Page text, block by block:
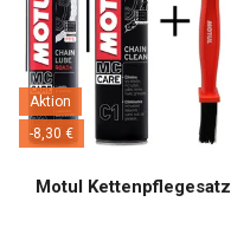
Aktion
-8,30 €
Motul Kettenpflegesatz